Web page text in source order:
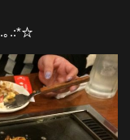
｡.:*☆